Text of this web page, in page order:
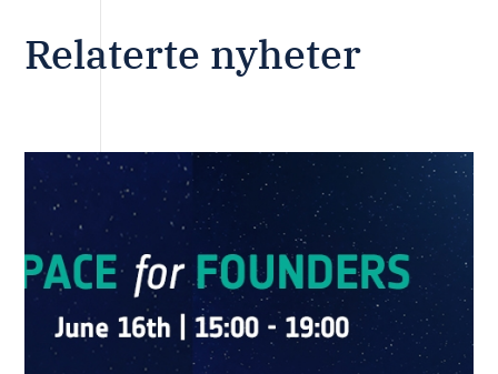
Relaterte nyheter